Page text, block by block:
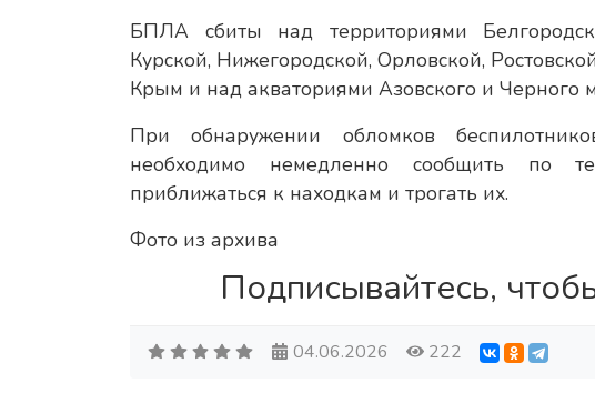
БПЛА сбиты над территориями
Курской, Нижегородской, Орловской,
Крым и над акваториями Азовского и Черного
При обнаружении обломков
необходимо немедленно сообщить по
приближаться к находкам и трогать их.
Фото из архива
Подписывайтесь,
04.06.2026 222